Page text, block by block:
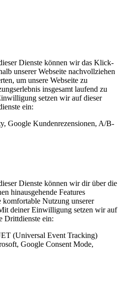
Dienste können wir das Klick-
unserer Webseite nachvollziehen
um unsere Webseite zu
insgesamt laufend zu
setzen wir auf dieser
ein:
Google Kundenrezensionen, A/B-
Dienste können wir dir über die
hinausgehende Features
komfortable Nutzung unserer
deiner Einwilligung setzen wir auf
Drittdienste ein:
(Universal Event Tracking)
Google Consent Mode,